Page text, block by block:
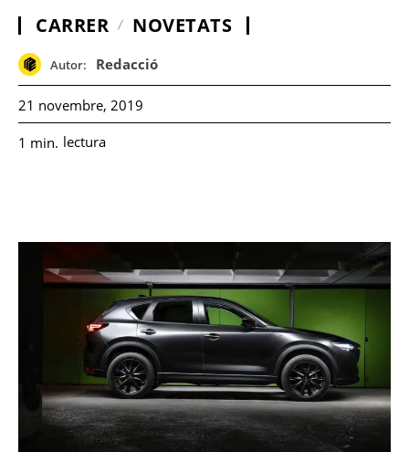
CARRER NOVETATS
Autor: Redacció
21 novembre, 2019
1 min. lectura